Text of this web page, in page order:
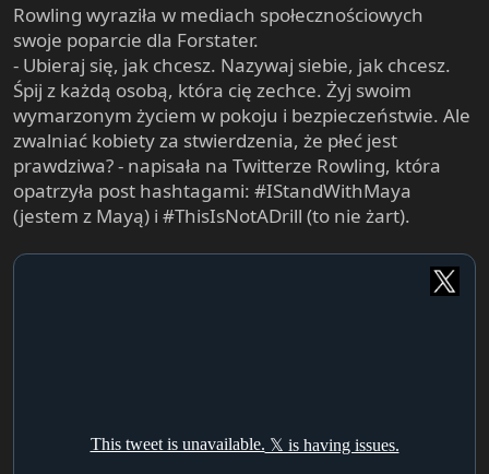
Rowling wyraziła w mediach społecznościowych
swoje poparcie dla Forstater.
- Ubieraj się, jak chcesz. Nazywaj siebie, jak chcesz.
Śpij z każdą osobą, która cię zechce. Żyj swoim
wymarzonym życiem w pokoju i bezpieczeństwie. Ale
zwalniać kobiety za stwierdzenia, że płeć jest
prawdziwa? - napisała na Twitterze Rowling, która
opatrzyła post hashtagami: #IStandWithMaya
(jestem z Mayą) i #ThisIsNotADrill (to nie żart).